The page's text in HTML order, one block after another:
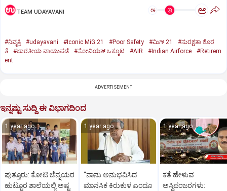
TEAM UDAYAVANI ಅ ಅ
#ನಿವೃತ್ತಿ #udayavani #Iconic MiG 21 #Poor Safety #ಮಿಗ್‌ 21
#ಸುರಕ್ಷತಾ ಕೊರ
ತೆ
#ಭಾರತೀಯ ವಾಯುಪಡೆ #ಸೋವಿಯತ್‌ ಒಕ್ಕೂಟ #AIR #Indian Airforce
#Retirem
ent
ADVERTISEMENT
ಇನ್ನಷ್ಟು ಸುದ್ದಿ ಈ ವಿಭಾಗದಿಂದ
1 year ago
ಪುತ್ತೂರು: ಕೋಟಿ ಚೆನ್ನಯರ
ಹುಟ್ಟೂರ ಶಾಲೆಯಲ್ಲಿ ಅಷ್ಟ
1 year ago
“ನಾನು ಅನುಭವಿಸಿದ
ಮಾನಸಿಕ ಕಿರುಕುಳ ಎಂದೂ
1 year ago
ಕತೆ ಹೇಳುವ
ಅಸ್ಥಿಪಂಜರಗಳು: